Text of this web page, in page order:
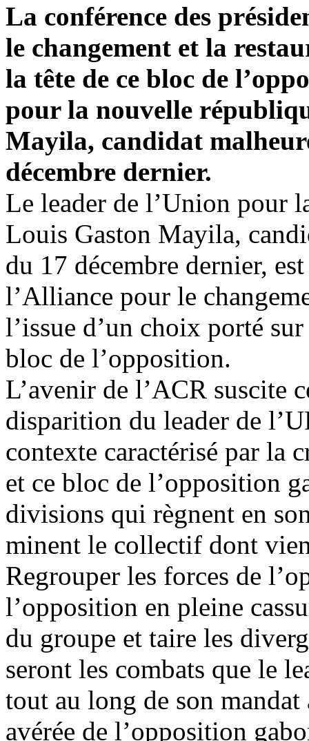
La conférence des
le changement et la
la tête de ce bloc de
pour la nouvelle
Mayila, candidat
décembre dernier.
Le leader de l’Union pour
Louis Gaston Mayila,
du 17 décembre dernier,
l’Alliance pour le
l’issue d’un choix porté
bloc de l’opposition.
L’avenir de l’ACR suscite
disparition du leader de
contexte caractérisé par la
et ce bloc de l’opposition
divisions qui règnent en
minent le collectif dont
Regrouper les forces de
l’opposition en pleine
du groupe et taire les
seront les combats que le
tout au long de son
avérée de l’opposition